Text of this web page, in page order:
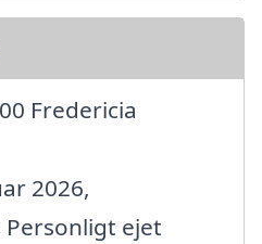
Fredericia
2026,
ejet